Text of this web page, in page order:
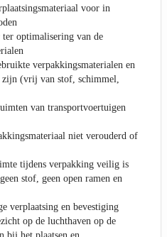
voor in
ter optimalisering van de
verpakkingsmaterialen en
(vrij van stof, schimmel,
van transportvoertuigen
niet verouderd of
tijdens verpakking veilig is
stof, geen open ramen en
verplaatsing en bevestiging
op de luchthaven op de